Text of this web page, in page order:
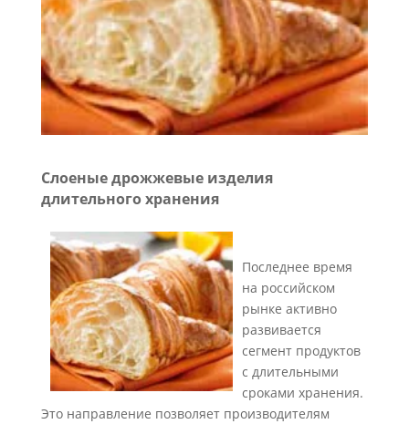
Слоеные дрожжевые изделия
длительного хранения
Последнее время
на российском
рынке активно
развивается
сегмент продуктов
с длительными
сроками хранения.
Это направление позволяет производителям